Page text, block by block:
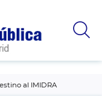
al IMIDRA